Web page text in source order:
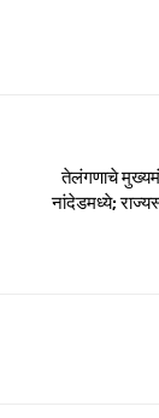
तेलंगणाचे
नांदेडमध्ये;